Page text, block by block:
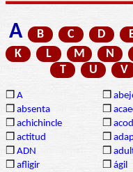
A B C D
K
L M N
T
U V
❒ A ❒
❒ absenta ❒
❒ achichincle ❒
❒ actitud ❒
❒ ADN ❒
❒ afligir ❒ ágil